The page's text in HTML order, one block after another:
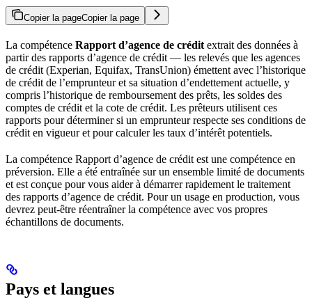
Copier la pageCopier la page
La compétence Rapport d’agence de crédit extrait des données à
partir des rapports d’agence de crédit — les relevés que les agences
de crédit (Experian, Equifax, TransUnion) émettent avec l’historique
de crédit de l’emprunteur et sa situation d’endettement actuelle, y
compris l’historique de remboursement des prêts, les soldes des
comptes de crédit et la cote de crédit. Les prêteurs utilisent ces
rapports pour déterminer si un emprunteur respecte ses conditions de
crédit en vigueur et pour calculer les taux d’intérêt potentiels.
La compétence Rapport d’agence de crédit est une compétence en
préversion. Elle a été entraînée sur un ensemble limité de documents
et est conçue pour vous aider à démarrer rapidement le traitement
des rapports d’agence de crédit. Pour un usage en production, vous
devrez peut-être réentraîner la compétence avec vos propres
échantillons de documents.
Pays et langues